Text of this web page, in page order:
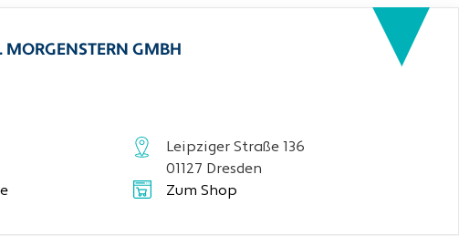
MORGENSTERN GMBH
Leipziger Straße 136
01127 Dresden
Zum Shop